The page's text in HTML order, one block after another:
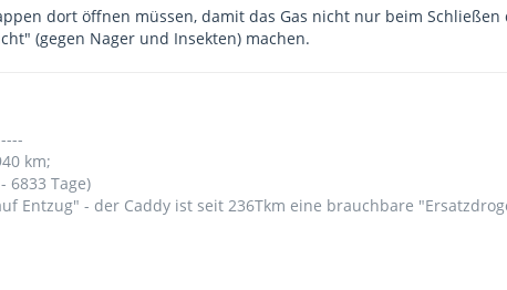
dort öffnen müssen, damit das Gas nicht nur beim
(gegen Nager und Insekten) machen.
km;
6833 Tage)
Entzug" - der Caddy ist seit 236Tkm eine brauchbare